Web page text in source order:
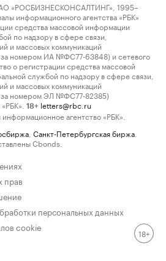
«РОСБИЗНЕСКОНСАЛТИНГ», 1995–
информационного агентства «РБК»
средства массовой информации
по надзору в сфере связи,
и массовых коммуникаций
за номером ИА №ФС77-63848) и сетевого
о регистрации средства массовой
службой по надзору в сфере связи,
и массовых коммуникаций
за номером ЭЛ №ФС77-82385)
18+ letters@rbc.ru
агентство «РБК».
Санкт-Петербургская биржа
Cbonds.
прав
персональных данных
cookie
18+